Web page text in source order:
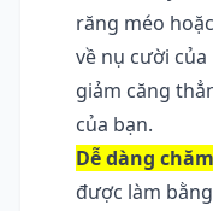
răng méo
về nụ cười
giảm căng
của bạn.
Dễ dàng
được làm